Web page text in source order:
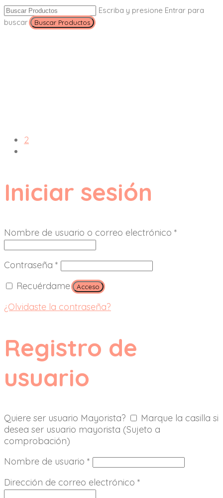
Escriba y presione Entrar para
buscar
2
Iniciar sesión
Nombre de usuario o correo electrónico *
Contraseña *
Recuérdame
Acceso
¿Olvidaste la contraseña?
Registro de
usuario
Quiere ser usuario Mayorista?
Marque la casilla si
desea ser usuario mayorista (Sujeto a
comprobación)
Nombre de usuario *
Dirección de correo electrónico *